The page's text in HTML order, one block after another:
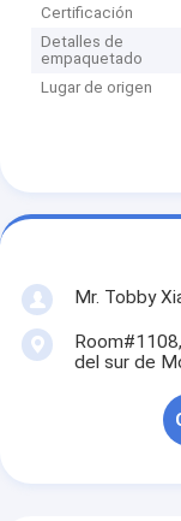
Certificación
Detalles de
empaquetado
Lugar de origen
Mr. Tobby
del sur de